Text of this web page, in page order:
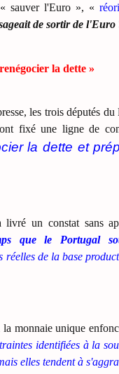
sauver l'Euro », «
de sortir de l'Euro
la dette »
les trois députés
fixé une ligne de
la dette et
livré un constat sans
que le Portugal
réelles de la base
monnaie unique
identifiées à la
elles tendent à